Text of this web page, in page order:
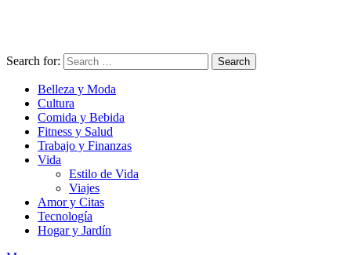
Search for: Search
Belleza y Moda
Cultura
Comida y Bebida
Fitness y Salud
Trabajo y Finanzas
Vida
Estilo de Vida
Viajes
Amor y Citas
Tecnología
Hogar y Jardín